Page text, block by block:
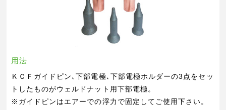
用法
ＫＣＦガイドピン､下部電極､下部電極ホルダーの3点をセッ
トしたものがウェルドナット用下部電極。
※ガイドピンはエアーでの浮力で固定してご使用下さい。